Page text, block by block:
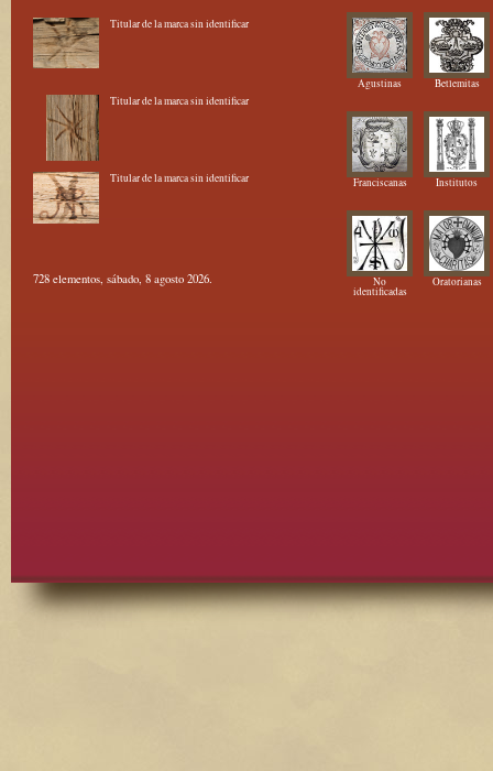
Titular de la marca sin identificar
Titular de la marca sin identificar
Titular de la marca sin identificar
728 elementos, sábado, 8 agosto 2026.
Agustinas Betlemitas
Franciscanas Institutos
No
identificadas
Oratorianas